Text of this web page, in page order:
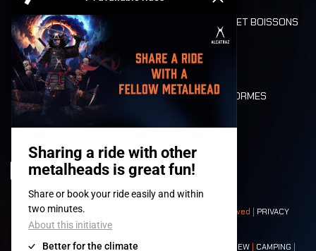
ALIMENTATION ET BOISSONS
LONE WOLVES
PLAN
DEATH RIDE
VALEURS ET NORMES
HISTOIRE
© 2008-2026- Apache Productions VZW – All rights reserved | PRIVACY
POLICY|CONDITIONS GÉNÉRALES
Contact:GENERAL| PARTNERSHIPS CREW CAMPING